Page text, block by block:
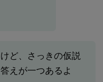
ど、さっきの仮説
えが一つあるよ